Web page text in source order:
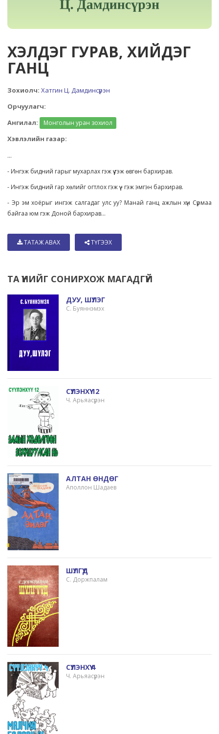
ХЭЛДЭГ ГУРАВ, ХИЙДЭГ
ГАНЦ
Зохиолч: Хатгин Ц. Дамдинсүрэн
Орчуулагч:
Ангилал:
Монголын уран зохиол
Хэвлэлийн газар:
...
- Ингэж бидний гарыг мухарлах гэж үү гэж өвгөн бархирав.
- Ингэж бидний гар хөлийг огтлох гэж үү - гэж эмгэн бархирав.
- Эр эм хоёрыг ингэж салгадаг улс уу? Манай ганц ажлын хүн Сүрмаа
байгаа юм гэж Доной бархирав...
ТАТАЖ АВАХ ТҮГЭЭХ
ТА ҮҮНИЙГ СОНИРХОЖ МАГАДГҮЙ
ДУУ, ШҮЛЭГ
С. Буяннэмэх
СҮҮЛЭНХҮҮ 12
Ч. Арьяасүрэн
АЛТАН ӨНДӨГ
Аполлон Шадаев
ШҮЛГҮҮД
С. Доржпалам
СҮҮЛЭНХҮҮ 4
Ч. Арьяасүрэн